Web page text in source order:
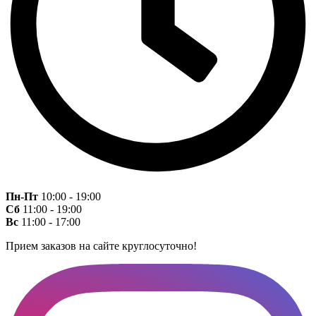
Пн-Пт 10:00 - 19:00
Сб 11:00 - 19:00
Вс 11:00 - 17:00
Прием заказов на сайте круглосуточно!